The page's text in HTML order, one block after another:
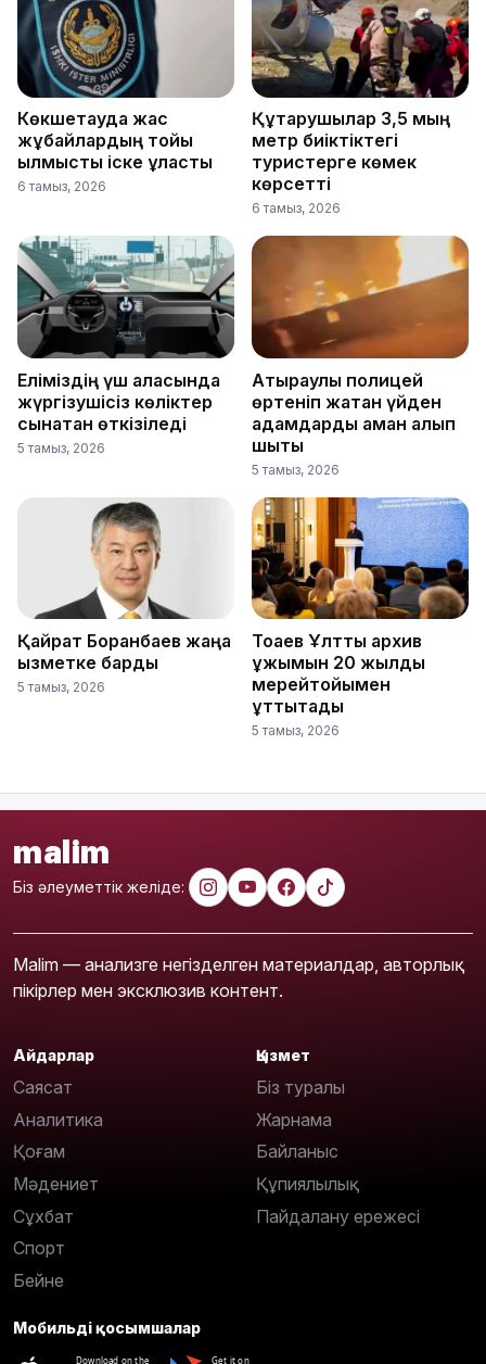
Көкшетауда жас
жұбайлардың тойы
қылмыстық іске ұласты
6 тамыз, 2026
Құтқарушылар 3,5 мың
метр биіктіктегі
туристерге көмек
көрсетті
6 тамыз, 2026
Еліміздің үш қаласында
жүргізушісіз көліктер
сынақтан өткізіледі
5 тамыз, 2026
Атыраулық полицей
өртеніп жатқан үйден
адамдарды аман алып
шықты
5 тамыз, 2026
Қайрат Боранбаев жаңа
қызметке барды
5 тамыз, 2026
Тоқаев Ұлттық архив
ұжымын 20 жылдық
мерейтойымен
құттықтады
5 тамыз, 2026
malim
Біз әлеуметтік желіде:
Malim — анализге негізделген материалдар, авторлық
пікірлер мен эксклюзив контент.
Айдарлар
Саясат
Аналитика
Қоғам
Мәдениет
Сұхбат
Спорт
Бейне
Қызмет
Біз туралы
Жарнама
Байланыс
Құпиялылық
Пайдалану ережесі
Мобильді қосымшалар
Download on the Get it on